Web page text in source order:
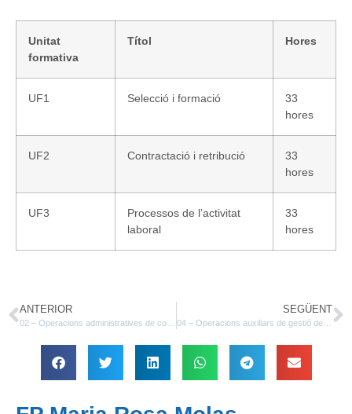
Unitat
formativa
Títol Hores
UF1 Selecció i formació
33
hores
UF2 Contractació i retribució
33
hores
UF3
Processos de l’activitat
laboral
33
hores
ANTERIOR SEGÜENT
04 – Operacions auxiliars de gestió de tresoreria